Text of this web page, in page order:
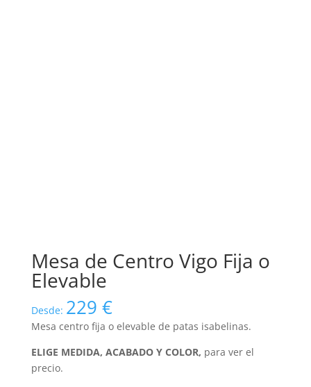
Mesa de Centro Vigo Fija o
Elevable
Desde: 229 €
Mesa centro fija o elevable de patas isabelinas.
ELIGE MEDIDA, ACABADO Y COLOR, para ver el
precio.